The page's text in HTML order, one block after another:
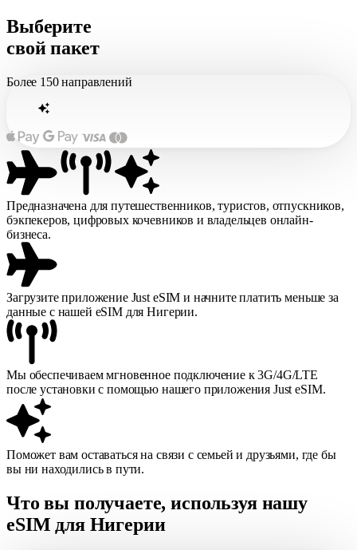
Выберите
свой пакет
Более 150 направлений
Предназначена для путешественников, туристов, отпускников,
бэкпекеров, цифровых кочевников и владельцев онлайн-
бизнеса.
Загрузите приложение Just eSIM и начните платить меньше за
данные с нашей eSIM для Нигерии.
Мы обеспечиваем мгновенное подключение к 3G/4G/LTE
после установки с помощью нашего приложения Just eSIM.
Поможет вам оставаться на связи с семьей и друзьями, где бы
вы ни находились в пути.
Что вы получаете, используя нашу
eSIM для Нигерии